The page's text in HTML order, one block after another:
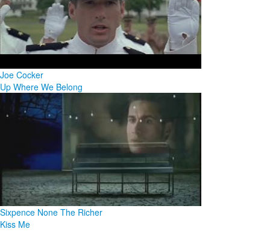
Joe Cocker
Up Where We Belong
Sixpence None The Richer
Kiss Me